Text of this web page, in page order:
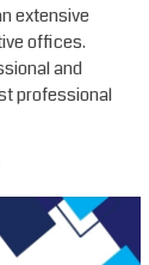
extensive
offices.
and
professional